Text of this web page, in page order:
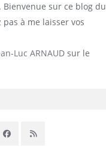
sur ce blog du
à me laisser vos
Luc ARNAUD sur le